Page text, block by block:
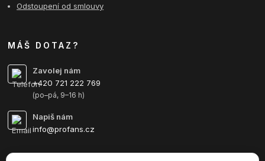
Odstoupení od smlouvy
MÁŠ DOTAZ?
Zavolej nám
+420 721 222 769
(po–pá, 9–16 h)
Napiš nám
info@profans.cz